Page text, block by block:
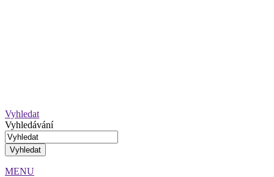
Vyhledat
Vyhledávání
MENU